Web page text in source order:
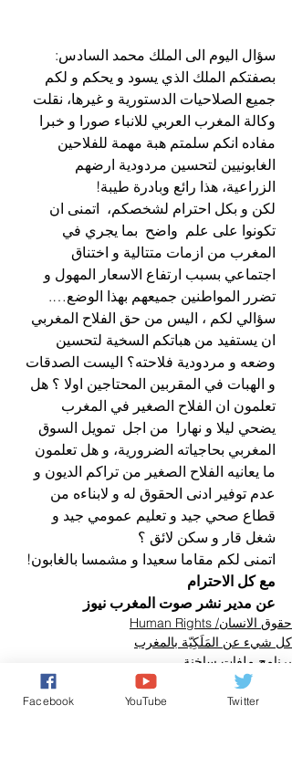
سؤال اليوم الى الملك محمد السادس:
بصفتكم الملك الذي يسود و يحكم و لكم
جميع الصلاحيات الدستورية و غيرها، نقلت
وكالة المغرب العربي للانباء صورا و خبرا
مفاده انكم سلمتم هبة مهمة للفلاحين
الغابونيين لتحسين مردودية ارضهم
الزراعية، هذا رائع وبادرة طيبة!
لكن و بكل احترام لشخصكم،  اتمنى ان
تكونوا على علم  واضح  بما يجري في
المغرب من ازمات متتالية و اختناق
اجتماعي بسبب ارتفاع الاسعار المهول و
تضرر المواطنين جميعهم بهذا الوضع….
سؤالي لكم ، اليس من حق الفلاح المغربي
ان يستفيد من هباتكم السخية لتحسين
وضعه و مردودية فلاحته؟ اليست الصدقات
و الهبات في المقربين المحتاجين اولا ؟ هل
تعلمون ان الفلاح الصغير في المغرب
يضحي ليلا و نهارا  من اجل  تمويل السوق
المغربي بحاجياته الضرورية، و هل تعلمون
ما يعانيه الفلاح الصغير من تراكم الديون و
عدم توفير ادنى الحقوق له و لابناءه من
قطاع صحي جيد و تعليم عمومي جيد و
شغل قار و سكن لائق ؟
اتمنى لكم مقاما سعيدا و مشمسا بالغابون!
مع كل الاحترام
عن مدير نشر صوت المغرب نيوز
حقوق الانسان/ Human Rights
كل شيء عن المَلَكِيّة بالمغرب
برنامج ملفات ساخنة
Facebook YouTube Twitter